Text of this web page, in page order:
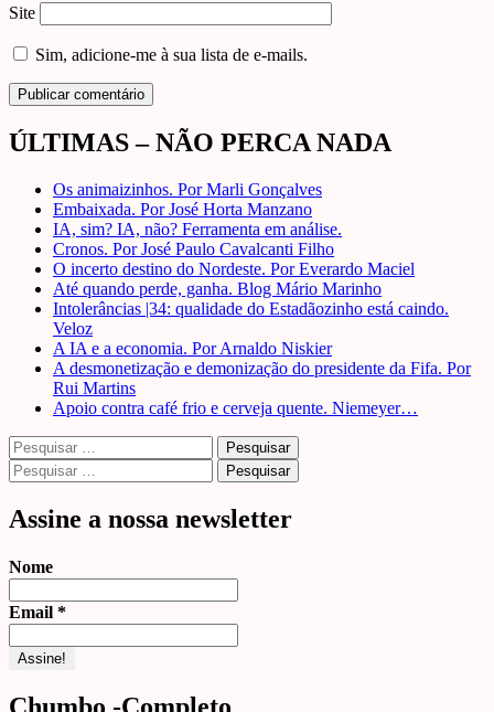
Site
Sim, adicione-me à sua lista de e-mails.
ÚLTIMAS – NÃO PERCA NADA
Os animaizinhos. Por Marli Gonçalves
Embaixada. Por José Horta Manzano
IA, sim? IA, não? Ferramenta em análise.
Cronos. Por José Paulo Cavalcanti Filho
O incerto destino do Nordeste. Por Everardo Maciel
Até quando perde, ganha. Blog Mário Marinho
Intolerâncias |34: qualidade do Estadãozinho está caindo.
Veloz
A IA e a economia. Por Arnaldo Niskier
A desmonetização e demonização do presidente da Fifa. Por
Rui Martins
Apoio contra café frio e cerveja quente. Niemeyer…
Pesquisar
por:
Pesquisar
por:
Assine a nossa newsletter
Nome
Email *
Chumbo -Completo